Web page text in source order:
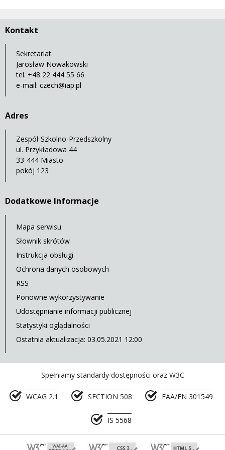
Kontakt
Sekretariat:
Jarosław Nowakowski
tel. +48 22 444 55 66
e-mail: czech@iap.pl
Adres
Zespół Szkolno-Przedszkolny
ul. Przykładowa 44
33-444 Miasto
pokój 123
Dodatkowe Informacje
Mapa serwisu
Słownik skrótów
Instrukcja obsługi
Ochrona danych osobowych
RSS
Ponowne wykorzystywanie
Udostępnianie informacji publicznej
Statystyki oglądalności
Ostatnia aktualizacja: 03.05.2021 12:00
Spełniamy standardy dostępności oraz W3C
WCAG 2.1 SECTION 508 EAA/EN 301549
IS 5568